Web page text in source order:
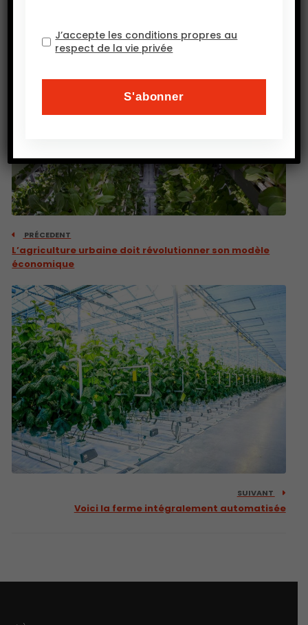
PRÉCEDENT
L’agriculture urbaine doit révolutionner son modèle
économique
SUIVANT
Voici la ferme intégralement automatisée
J’accepte les conditions propres au
respect de la vie privée